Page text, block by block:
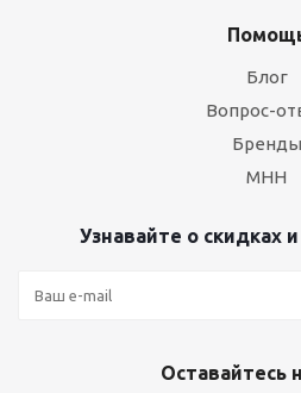
Блог
Вопрос-
Бренды
МНН
Узнавайте о скидках
Оставайтесь